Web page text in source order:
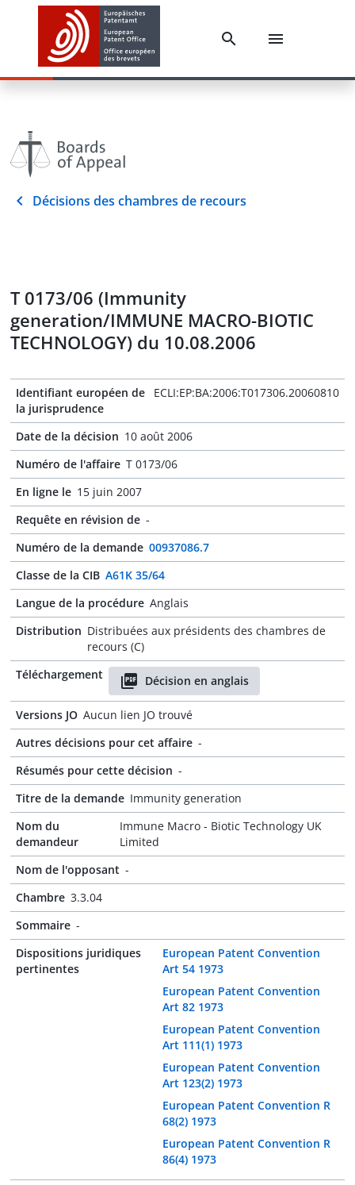
Décisions des chambres de recours
T 0173/06 (Immunity
generation/IMMUNE MACRO-BIOTIC
TECHNOLOGY) du 10.08.2006
Identifiant européen de
la jurisprudence
ECLI:EP:BA:2006:T017306.20060810
Date de la décision 10 août 2006
Numéro de l'affaire T 0173/06
En ligne le 15 juin 2007
Requête en révision de -
Numéro de la demande 00937086.7
Classe de la CIB A61K 35/64
Langue de la procédure Anglais
Distribution Distribuées aux présidents des chambres de
recours (C)
Téléchargement
Décision en anglais
Versions JO Aucun lien JO trouvé
Autres décisions pour cet affaire -
Résumés pour cette décision -
Titre de la demande Immunity generation
Nom du
demandeur
Immune Macro - Biotic Technology UK
Limited
Nom de l'opposant -
Chambre 3.3.04
Sommaire -
Dispositions juridiques
pertinentes
European Patent Convention
Art 54 1973
European Patent Convention
Art 82 1973
European Patent Convention
Art 111(1) 1973
European Patent Convention
Art 123(2) 1973
European Patent Convention R
68(2) 1973
European Patent Convention R
86(4) 1973